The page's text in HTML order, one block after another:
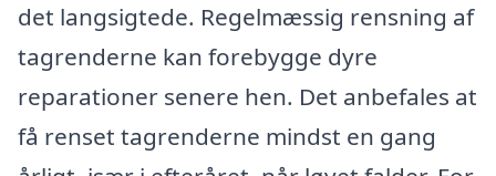
det langsigtede. Regelmæssig rensning af
tagrenderne kan forebygge dyre
reparationer senere hen. Det anbefales at
få renset tagrenderne mindst en gang